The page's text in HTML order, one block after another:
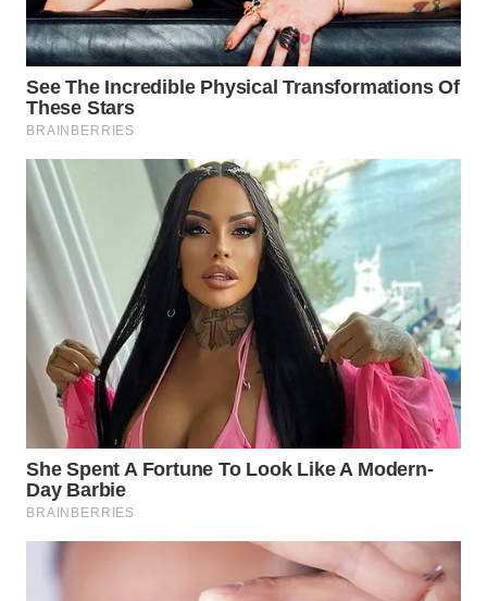
TAPANULI
SELATAN
WN
TANJUNG
LESUNG
WN
KARO
WN
SIMALUNGUN
WN
LABUHANBATU
WN
TAPANULI
TENGAH
WN DELI